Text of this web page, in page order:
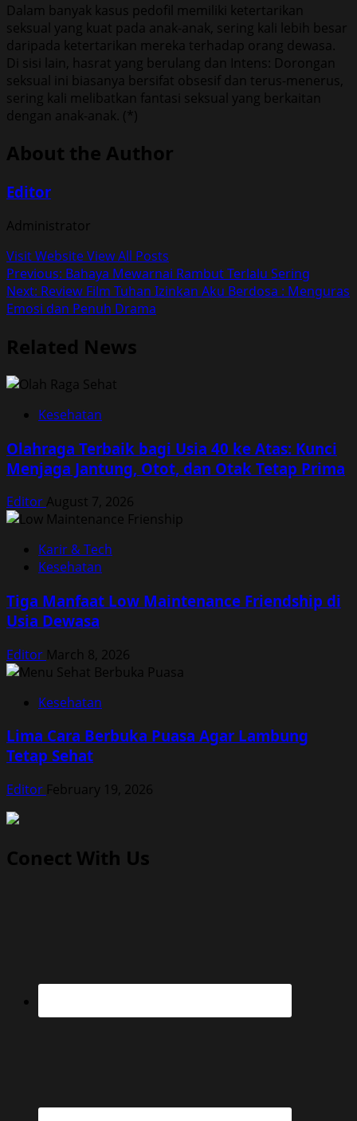
Dalam banyak kasus pedofil memiliki ketertarikan
seksual yang kuat pada anak-anak, sering kali lebih besar
daripada ketertarikan mereka terhadap orang dewasa.
Di sisi lain, hasrat yang berulang dan Intens: Dorongan
seksual ini biasanya bersifat obsesif dan terus-menerus,
sering kali melibatkan fantasi seksual yang berkaitan
dengan anak-anak. (*)
About the Author
Editor
Administrator
Visit WebsiteView All Posts
Post
navigation
Previous: Bahaya Mewarnai Rambut Terlalu Sering
Next: Review Film Tuhan Izinkan Aku Berdosa : Menguras
Emosi dan Penuh Drama
Related News
Kesehatan
Olahraga Terbaik bagi Usia 40 ke Atas: Kunci
Menjaga Jantung, Otot, dan Otak Tetap Prima
Editor August 7, 2026
Karir & Tech
Kesehatan
Tiga Manfaat Low Maintenance Friendship di
Usia Dewasa
Editor March 8, 2026
Kesehatan
Lima Cara Berbuka Puasa Agar Lambung
Tetap Sehat
Editor February 19, 2026
Conect With Us